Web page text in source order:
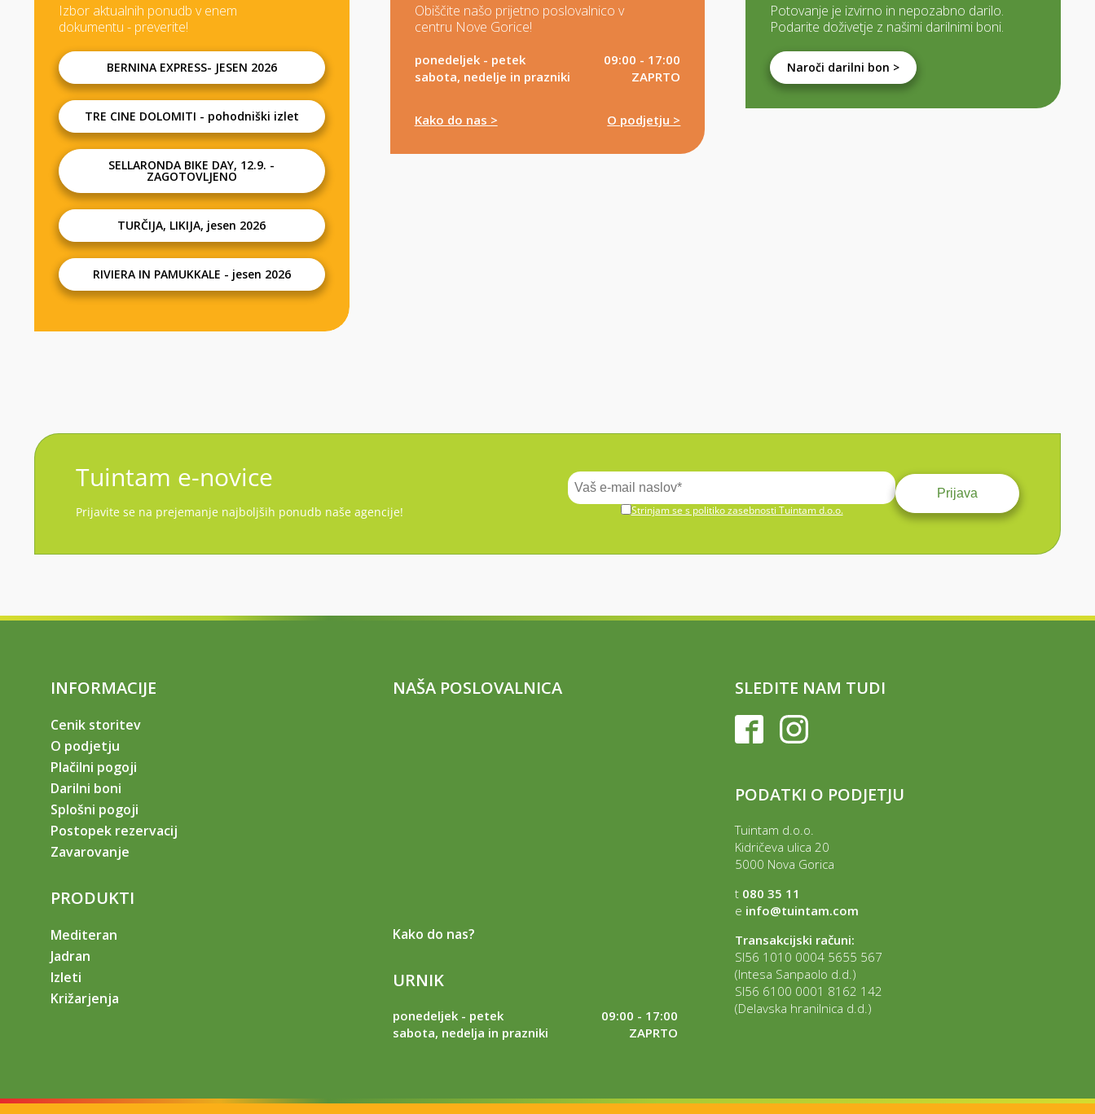
Izbor aktualnih ponudb v enem
dokumentu - preverite!
BERNINA EXPRESS- JESEN 2026
TRE CINE DOLOMITI - pohodniški izlet
SELLARONDA BIKE DAY, 12.9. -
ZAGOTOVLJENO
TURČIJA, LIKIJA, jesen 2026
RIVIERA IN PAMUKKALE - jesen 2026
Obiščite našo prijetno poslovalnico v
centru Nove Gorice!
ponedeljek - petek
09:00 - 17:00
sabota, nedelje in prazniki
ZAPRTO
Kako do nas > O podjetju >
Potovanje je izvirno in nepozabno darilo.
Podarite doživetje z našimi darilnimi boni.
Naroči darilni bon >
Tuintam e-novice
Prijavite se na prejemanje najboljših ponudb naše agencije! Strinjam se s politiko zasebnosti Tuintam d.o.o.
INFORMACIJE
Cenik storitev
O podjetju
Plačilni pogoji
Darilni boni
Splošni pogoji
Postopek rezervacij
Zavarovanje
PRODUKTI
Mediteran
Jadran
Izleti
Križarjenja
NAŠA POSLOVALNICA
Kako do nas?
URNIK
ponedeljek - petek
09:00 - 17:00
sabota, nedelja in prazniki
ZAPRTO
SLEDITE NAM TUDI
PODATKI O PODJETJU
Tuintam d.o.o.
Kidričeva ulica 20
5000 Nova Gorica
t 080 35 11
e info@tuintam.com
Transakcijski računi:
SI56 1010 0004 5655 567
(Intesa Sanpaolo d.d.)
SI56 6100 0001 8162 142
(Delavska hranilnica d.d.)